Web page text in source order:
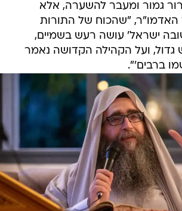
גמור ומעבר להשערה, אלא
האדמו"ר, "שהכוח של התורות
ישראל' עושה רעש בשמיים,
גדול, ועל הקהילה הקדושה נאמר
ברבים'".